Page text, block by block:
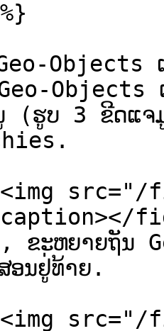
Objects
Geo-
ນູ (ຮູບ 3 ຂີດແ
ຂະຫຍາຍຖັນ
ອນຢູ່ທ້າຍ.